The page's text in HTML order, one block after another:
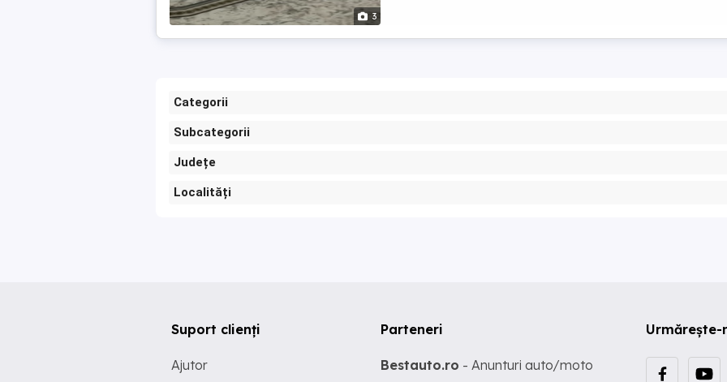
3
Categorii
Subcategorii
Județe
Localități
Urmărește-
Suport clienți
Ajutor
Parteneri
Bestauto.ro - Anunturi auto/moto